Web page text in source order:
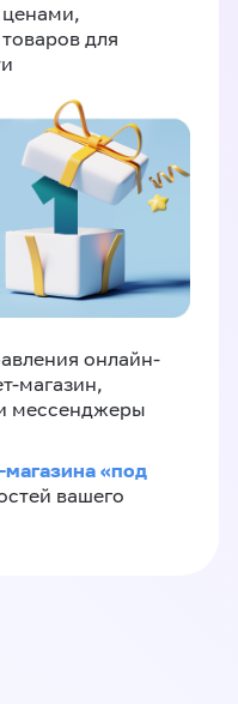
ценами,
для
онлайн-
магазин,
мессенджеры
магазина «под
вашего